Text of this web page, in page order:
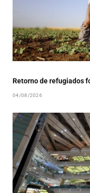
Retorno de refugiados
04/08/2026